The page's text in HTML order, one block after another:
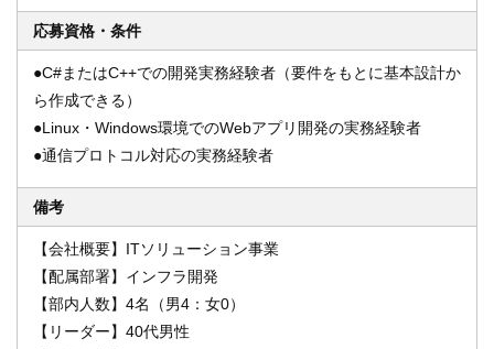
応募資格・条件
●C#またはC++での開発実務経験者（要件をもとに基本設計か
ら作成できる）
●Linux・Windows環境でのWebアプリ開発の実務経験者
●通信プロトコル対応の実務経験者
備考
【会社概要】ITソリューション事業
【配属部署】インフラ開発
【部内人数】4名（男4：女0）
【リーダー】40代男性